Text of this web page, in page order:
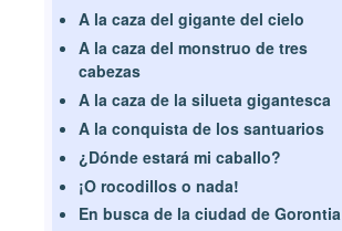
A la caza del gigante del cielo
A la caza del monstruo de tres
cabezas
A la caza de la silueta gigantesca
A la conquista de los santuarios
¿Dónde estará mi caballo?
¡O rocodillos o nada!
En busca de la ciudad de Gorontia